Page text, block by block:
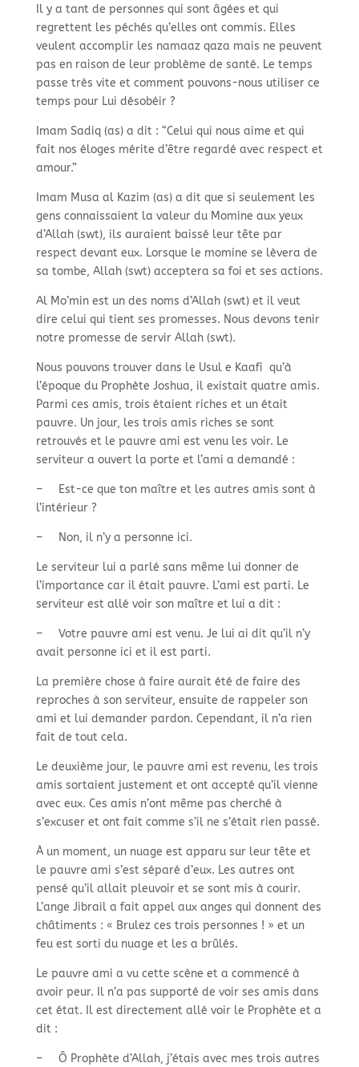
Il y a tant de personnes qui sont âgées et qui
regrettent les péchés qu’elles ont commis. Elles
veulent accomplir les namaaz qaza mais ne peuvent
pas en raison de leur problème de santé. Le temps
passe très vite et comment pouvons-nous utiliser ce
temps pour Lui désobéir ?
Imam Sadiq (as) a dit : “Celui qui nous aime et qui
fait nos éloges mérite d’être regardé avec respect et
amour.”
Imam Musa al Kazim (as) a dit que si seulement les
gens connaissaient la valeur du Momine aux yeux
d’Allah (swt), ils auraient baissé leur tête par
respect devant eux. Lorsque le momine se lèvera de
sa tombe, Allah (swt) acceptera sa foi et ses actions.
Al Mo’min est un des noms d’Allah (swt) et il veut
dire celui qui tient ses promesses. Nous devons tenir
notre promesse de servir Allah (swt).
Nous pouvons trouver dans le Usul e Kaafi qu’à
l’époque du Prophète Joshua, il existait quatre amis.
Parmi ces amis, trois étaient riches et un était
pauvre. Un jour, les trois amis riches se sont
retrouvés et le pauvre ami est venu les voir. Le
serviteur a ouvert la porte et l’ami a demandé :
–Est-ce que ton maître et les autres amis sont à
l’intérieur ?
–Non, il n’y a personne ici.
Le serviteur lui a parlé sans même lui donner de
l’importance car il était pauvre. L’ami est parti. Le
serviteur est allé voir son maître et lui a dit :
–Votre pauvre ami est venu. Je lui ai dit qu’il n’y
avait personne ici et il est parti.
La première chose à faire aurait été de faire des
reproches à son serviteur, ensuite de rappeler son
ami et lui demander pardon. Cependant, il n’a rien
fait de tout cela.
Le deuxième jour, le pauvre ami est revenu, les trois
amis sortaient justement et ont accepté qu’il vienne
avec eux. Ces amis n’ont même pas cherché à
s’excuser et ont fait comme s’il ne s’était rien passé.
À un moment, un nuage est apparu sur leur tête et
le pauvre ami s’est séparé d’eux. Les autres ont
pensé qu’il allait pleuvoir et se sont mis à courir.
L’ange Jibrail a fait appel aux anges qui donnent des
châtiments : « Brulez ces trois personnes ! » et un
feu est sorti du nuage et les a brûlés.
Le pauvre ami a vu cette scène et a commencé à
avoir peur. Il n’a pas supporté de voir ses amis dans
cet état. Il est directement allé voir le Prophète et a
dit :
–Ô Prophète d’Allah, j’étais avec mes trois autres